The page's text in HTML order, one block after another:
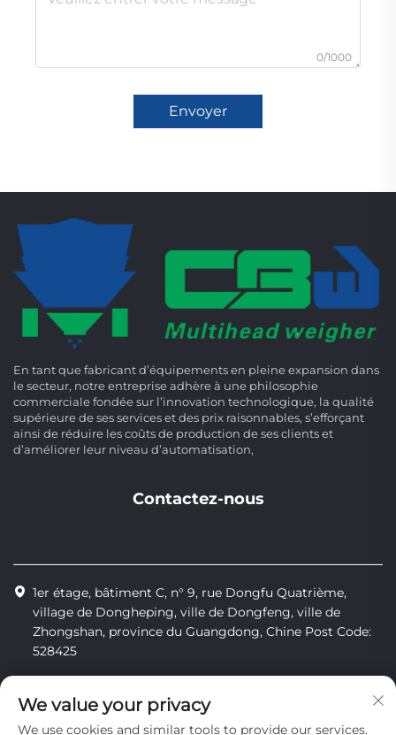
0/1000
Envoyer
En tant que fabricant d’équipements en pleine expansion dans
le secteur, notre entreprise adhère à une philosophie
commerciale fondée sur l’innovation technologique, la qualité
supérieure de ses services et des prix raisonnables, s’efforçant
ainsi de réduire les coûts de production de ses clients et
d’améliorer leur niveau d’automatisation,
Contactez-nous
1er étage, bâtiment C, n° 9, rue Dongfu Quatrième,
village de Dongheping, ville de Dongfeng, ville de
Zhongshan, province du Guangdong, Chine Post Code:
528425
[email protected]
We value your privacy
We use cookies and similar tools to provide our services.